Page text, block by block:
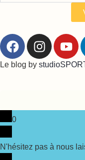
Le blog by
0
N'hésitez pas à nous